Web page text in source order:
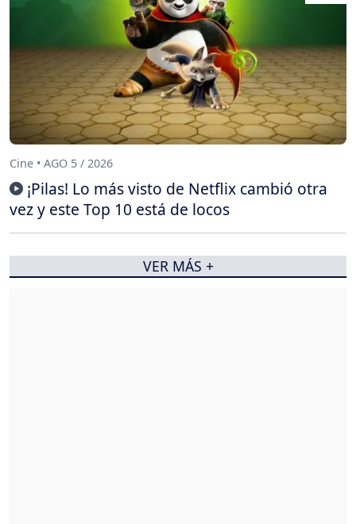
Cine • AGO 5 / 2026
¡Pilas! Lo más visto de Netflix cambió otra
vez y este Top 10 está de locos
VER MÁS +